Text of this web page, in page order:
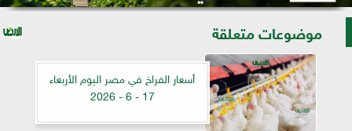
موضوعات متعلقة
أسعار الفراخ في مصر اليوم الأربعاء
17 - 6 - 2026